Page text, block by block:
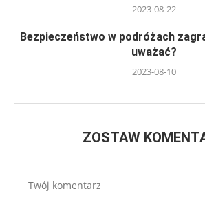
2023-08-22
Bezpieczeństwo w podróżach
uważać?
2023-08-10
ZOSTAW